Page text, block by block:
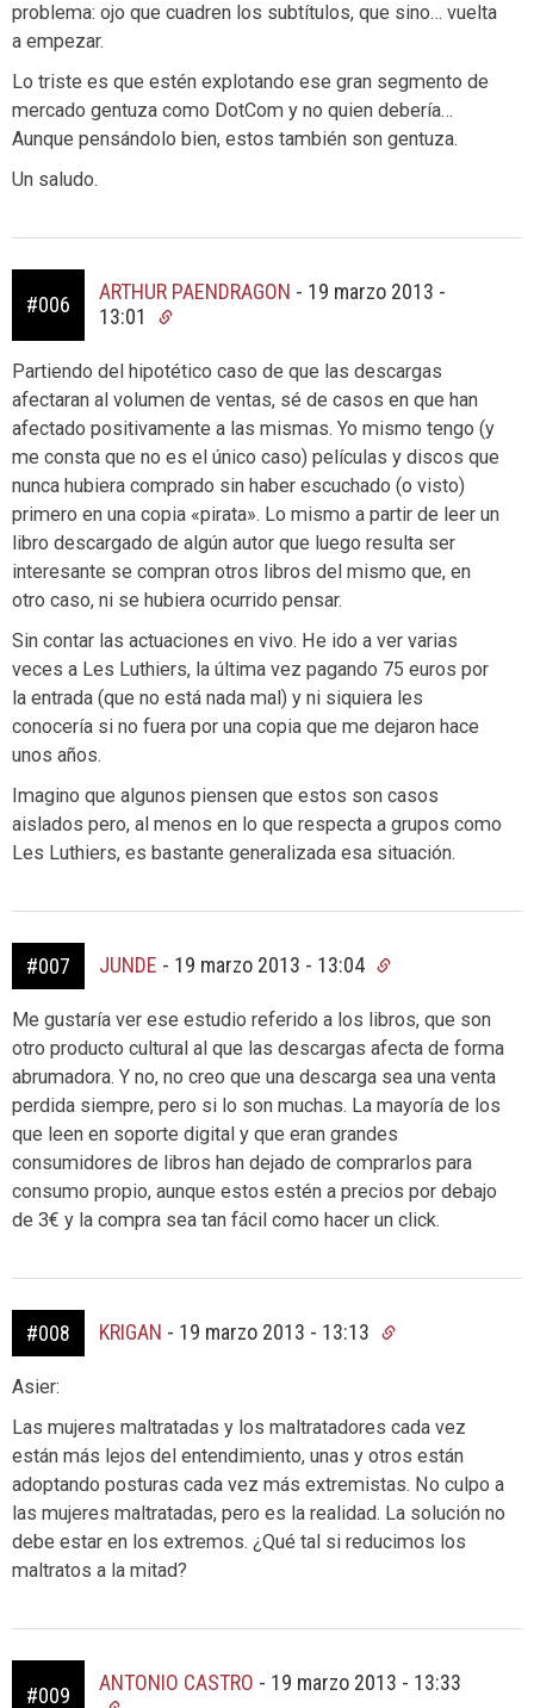
problema: ojo que cuadren los subtítulos, que sino… vuelta
a empezar.
Lo triste es que estén explotando ese gran segmento de
mercado gentuza como DotCom y no quien debería…
Aunque pensándolo bien, estos también son gentuza.
Un saludo.
#006
ARTHUR PAENDRAGON - 19 marzo 2013 -
13:01
Partiendo del hipotético caso de que las descargas
afectaran al volumen de ventas, sé de casos en que han
afectado positivamente a las mismas. Yo mismo tengo (y
me consta que no es el único caso) películas y discos que
nunca hubiera comprado sin haber escuchado (o visto)
primero en una copia «pirata». Lo mismo a partir de leer un
libro descargado de algún autor que luego resulta ser
interesante se compran otros libros del mismo que, en
otro caso, ni se hubiera ocurrido pensar.
Sin contar las actuaciones en vivo. He ido a ver varias
veces a Les Luthiers, la última vez pagando 75 euros por
la entrada (que no está nada mal) y ni siquiera les
conocería si no fuera por una copia que me dejaron hace
unos años.
Imagino que algunos piensen que estos son casos
aislados pero, al menos en lo que respecta a grupos como
Les Luthiers, es bastante generalizada esa situación.
#007 JUNDE - 19 marzo 2013 - 13:04
Me gustaría ver ese estudio referido a los libros, que son
otro producto cultural al que las descargas afecta de forma
abrumadora. Y no, no creo que una descarga sea una venta
perdida siempre, pero si lo son muchas. La mayoría de los
que leen en soporte digital y que eran grandes
consumidores de libros han dejado de comprarlos para
consumo propio, aunque estos estén a precios por debajo
de 3€ y la compra sea tan fácil como hacer un click.
#008 KRIGAN - 19 marzo 2013 - 13:13
Asier:
Las mujeres maltratadas y los maltratadores cada vez
están más lejos del entendimiento, unas y otros están
adoptando posturas cada vez más extremistas. No culpo a
las mujeres maltratadas, pero es la realidad. La solución no
debe estar en los extremos. ¿Qué tal si reducimos los
maltratos a la mitad?
#009
ANTONIO CASTRO - 19 marzo 2013 - 13:33